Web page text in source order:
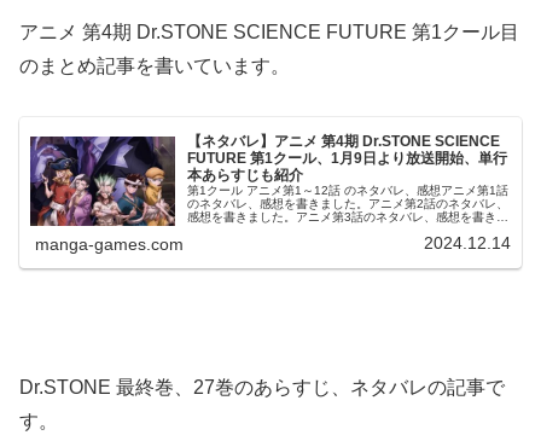
アニメ 第4期 Dr.STONE SCIENCE FUTURE 第1クール目
のまとめ記事を書いています。
【ネタバレ】アニメ 第4期 Dr.STONE SCIENCE
FUTURE 第1クール、1月9日より放送開始、単行
本あらすじも紹介
第1クール アニメ第1～12話 のネタバレ、感想アニメ第1話
のネタバレ、感想を書きました。アニメ第2話のネタバレ、
感想を書きました。アニメ第3話のネタバレ、感想を書きま
manga-games.com 2024.12.14
Dr.STONE 最終巻、27巻のあらすじ、ネタバレの記事で
す。